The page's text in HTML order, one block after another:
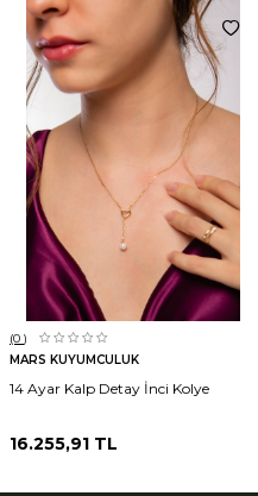
(0 )
MARS KUYUMCULUK
14 Ayar Kalp Detay İnci Kolye
16.255,91 TL